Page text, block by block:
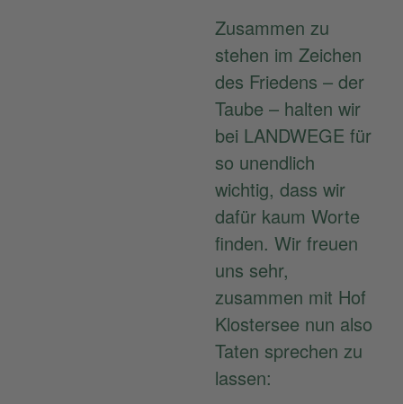
Zusammen zu
stehen im Zeichen
des Friedens – der
Taube – halten wir
bei LANDWEGE für
so unendlich
wichtig, dass wir
dafür kaum Worte
finden. Wir freuen
uns sehr,
zusammen mit Hof
Klostersee nun also
Taten sprechen zu
lassen: